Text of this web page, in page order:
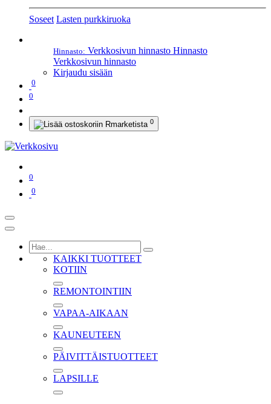
Soseet Lasten purkkiruoka
Hinnasto: Verkkosivun hinnasto Hinnasto
Verkkosivun hinnasto
Kirjaudu sisään
0
0
0
0
0
KAIKKI TUOTTEET
KOTIIN
REMONTOINTIIN
VAPAA-AIKAAN
KAUNEUTEEN
PÄIVITTÄISTUOTTEET
LAPSILLE